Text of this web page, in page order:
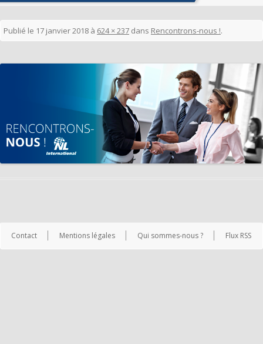
Publié le 17 janvier 2018 à 624 × 237 dans Rencontrons-nous !.
Contact Mentions légales Qui sommes-nous ? Flux RSS